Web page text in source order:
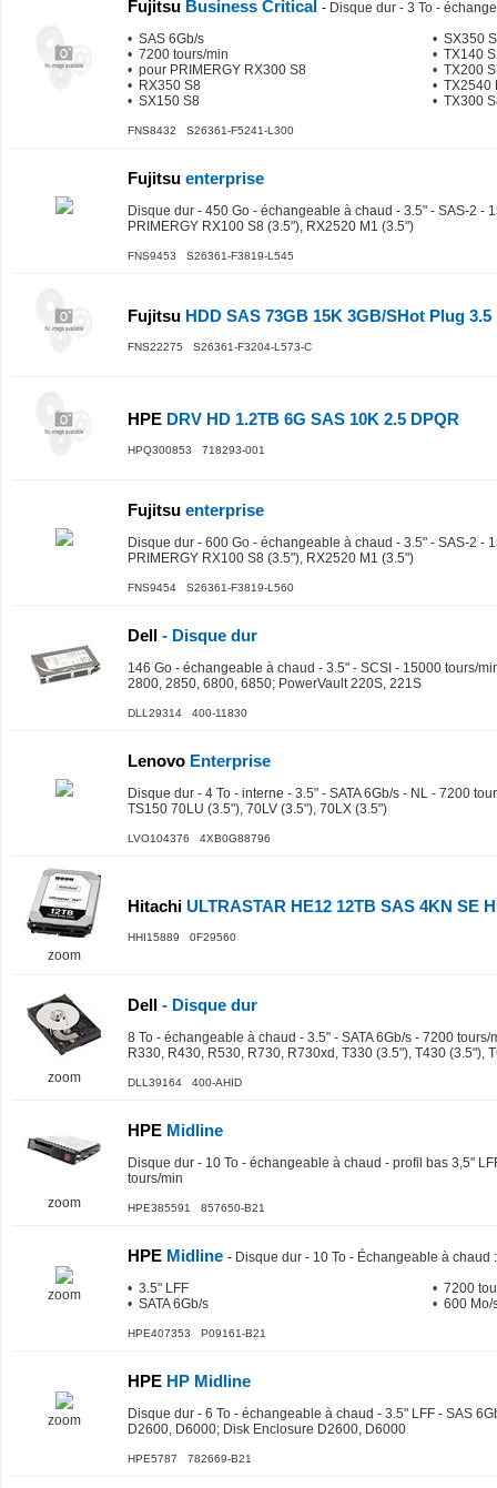
Fujitsu Business Critical - Disque dur - 3 To -
• SAS 6Gb/s
• 7200 tours/min
• pour PRIMERGY RX300 S8
• RX350 S8
• SX150 S8
• SX350
• TX140
• TX200
• TX2540
• TX300
FNS8432 S26361-F5241-L300
Fujitsu enterprise
Disque dur - 450 Go - échangeable à chaud - 3.5" - SAS-2 -
PRIMERGY RX100 S8 (3.5"), RX2520 M1 (3.5")
FNS9453 S26361-F3819-L545
Fujitsu HDD SAS 73GB 15K 3GB/SHot Plug 3.5
FNS22275 S26361-F3204-L573-C
HPE DRV HD 1.2TB 6G SAS 10K 2.5 DPQR
HPQ300853 718293-001
Fujitsu enterprise
Disque dur - 600 Go - échangeable à chaud - 3.5" - SAS-2 -
PRIMERGY RX100 S8 (3.5"), RX2520 M1 (3.5")
FNS9454 S26361-F3819-L560
Dell - Disque dur
146 Go - échangeable à chaud - 3.5" - SCSI - 15000 tours/
2800, 2850, 6800, 6850; PowerVault 220S, 221S
DLL29314 400-11830
Lenovo Enterprise
Disque dur - 4 To - interne - 3.5" - SATA 6Gb/s - NL - 7200
TS150 70LU (3.5"), 70LV (3.5"), 70LX (3.5")
LVO104376 4XB0G88796
zoom
Hitachi ULTRASTAR HE12 12TB SAS 4KN SE
HHI15889 0F29560
zoom
Dell - Disque dur
8 To - échangeable à chaud - 3.5" - SATA 6Gb/s - 7200
R330, R430, R530, R730, R730xd, T330 (3.5"), T430 (3.5"),
DLL39164 400-AHID
zoom
HPE Midline
Disque dur - 10 To - échangeable à chaud - profil bas 3,5"
tours/min
HPE385591 857650-B21
zoom
HPE Midline - Disque dur - 10 To - Échangeable à chaud :
• 3.5" LFF
• SATA 6Gb/s
• 7200
• 600 Mo/
HPE407353 P09161-B21
zoom
HPE HP Midline
Disque dur - 6 To - échangeable à chaud - 3.5" LFF - SAS
D2600, D6000; Disk Enclosure D2600, D6000
HPE5787 782669-B21